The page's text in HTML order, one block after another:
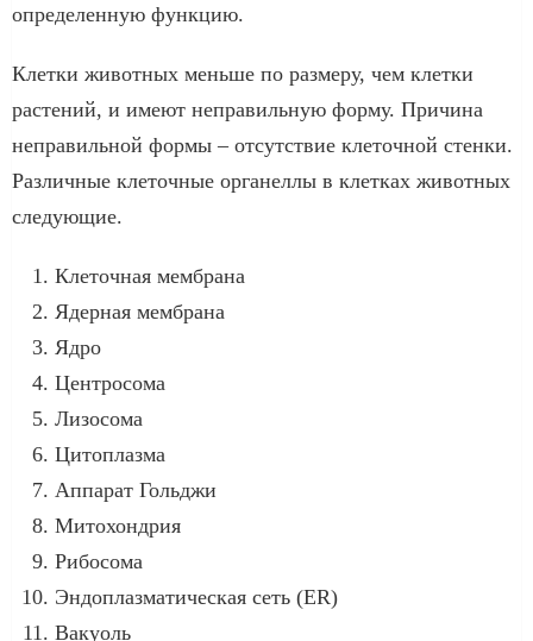
определенную функцию.
Клетки животных меньше по размеру, чем клетки
растений, и имеют неправильную форму. Причина
неправильной формы – отсутствие клеточной стенки.
Различные клеточные органеллы в клетках животных
следующие.
Клеточная мембрана
Ядерная мембрана
Ядро
Центросома
Лизосома
Цитоплазма
Аппарат Гольджи
Митохондрия
Рибосома
Эндоплазматическая сеть (ER)
Вакуоль